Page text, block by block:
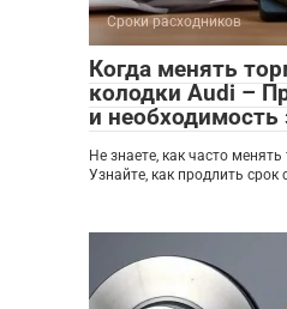
Сроки расходников
Когда менять
колодки Audi –
и
Не знаете, как часто
Узнайте, как продлить срок